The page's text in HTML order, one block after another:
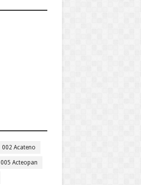
002 Acateno
005 Acteopan